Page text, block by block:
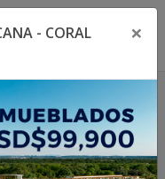
- CORAL
×